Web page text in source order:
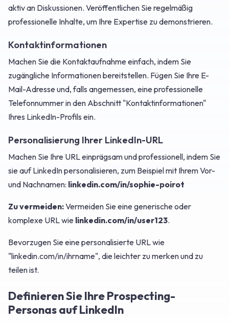
aktiv an Diskussionen. Veröffentlichen Sie regelmäßig
professionelle Inhalte, um Ihre Expertise zu demonstrieren.
Kontaktinformationen
Machen Sie die Kontaktaufnahme einfach, indem Sie
zugängliche Informationen bereitstellen. Fügen Sie Ihre E-
Mail-Adresse und, falls angemessen, eine professionelle
Telefonnummer in den Abschnitt "Kontaktinformationen"
Ihres LinkedIn-Profils ein.
Personalisierung Ihrer LinkedIn-URL
Machen Sie Ihre URL einprägsam und professionell, indem Sie
sie auf LinkedIn personalisieren, zum Beispiel mit Ihrem Vor-
und Nachnamen: linkedin.com/in/sophie-poirot
Zu vermeiden:Vermeiden Sie eine generische oder
komplexe URL wie linkedin.com/in/user123.
Bevorzugen Sie eine personalisierte URL wie
"linkedin.com/in/ihrname", die leichter zu merken und zu
teilen ist.
Definieren Sie Ihre Prospecting-
Personas auf LinkedIn